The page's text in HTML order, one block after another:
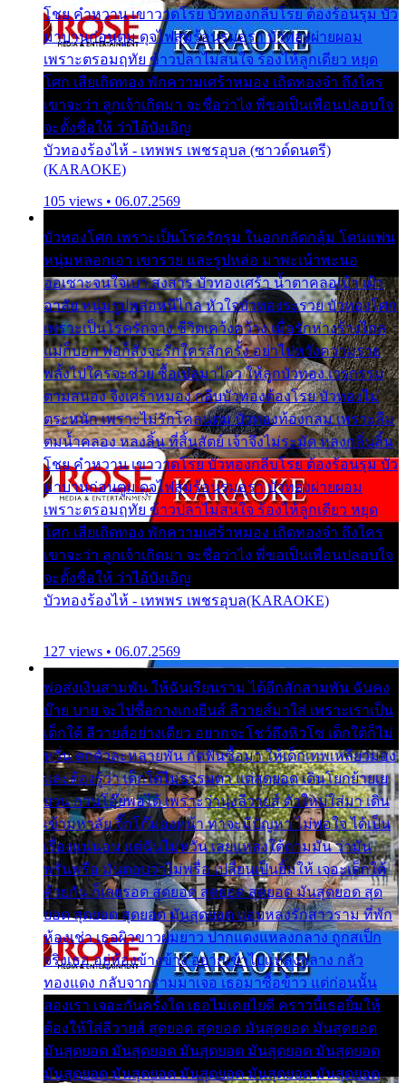
โชย คำหวาน เขาวาดโรย บัวทองกลีบโรย ต้องร้อนรุม บัว
มาบานก่อนตูม ดุจไฟสุมร้อนรุมอุรา บัวทองผ่ายผอม
เพราะตรอมฤทัย ข้าวปลาไม่สนใจ ร้องไห้ลูกเดียว หยุด
โศก เสียเถิดทอง พักความเศร้าหมอง เถิดทองจ๋า ถึงใคร
เขาจะว่า ลูกเจ้าเกิดมา จะชื่อว่าไง พี่ขอเป็นเพื่อนปลอบใจ
จะตั้งชื่อให้ ว่าไอ้บังเอิญ
บัวทองร้องไห้ - เทพพร เพชรอุบล (ซาวด์ดนตรี)
(KARAOKE)
105 views • 06.07.2569
บัวทองโศก เพราะเป็นโรครักรุม ในอกกลัดกลุ้ม โดนแฟน
หนุ่มหลอกเอา เขารวย และรูปหล่อ มาพะเน้าพะนอ
ออเซาะจนใจเบา สงสาร บัวทองเศร้า น้ำตาคลอเบ้า เฝ้า
อาลัย หนุ่มรูปหล่อหนีไกล หัวใจบัวทองระรวย บัวทองโศก
เพราะเป็นโรครักจาง ชีวิตเคว้งคว้าง เมื่อรักห่างร้างไกล
แม่ก็บอก พ่อก็สั่งจะรักใครสักครั้ง อย่าไปหวังความรวย
พลั้งไปใครจะช่วย ซื้อเปลมาไกว ให้ลูกบัวทอง เวรกรรม
ตามสนอง จึงเศร้าหมอง กลีบบัวทองต้องโรย บัวทองไม่
ตระหนัก เพราะไม่รักโคลนตม บัวทองท้องกลม เพราะลืม
ตมน้ำคลอง หลงลิ้น ที่สิ้นสัตย์ เจ้าจึงไม่ระมัด หลงกลิ่นลิ้น
โชย คำหวาน เขาวาดโรย บัวทองกลีบโรย ต้องร้อนรุม บัว
มาบานก่อนตูม ดุจไฟสุมร้อนรุมอุรา บัวทองผ่ายผอม
เพราะตรอมฤทัย ข้าวปลาไม่สนใจ ร้องไห้ลูกเดียว หยุด
โศก เสียเถิดทอง พักความเศร้าหมอง เถิดทองจ๋า ถึงใคร
เขาจะว่า ลูกเจ้าเกิดมา จะชื่อว่าไง พี่ขอเป็นเพื่อนปลอบใจ
จะตั้งชื่อให้ ว่าไอ้บังเอิญ
บัวทองร้องไห้ - เทพพร เพชรอุบล(KARAOKE)
127 views • 06.07.2569
พ่อส่งเงินสามพัน ให้ฉันเรียนราม ได้อีกสักสามพัน ฉันคง
บ๊าย บาย จะไปซื้อกางเกงยีนส์ ลีวายส์มาใส่ เพราะเราเป็น
เด็กใต้ ลีวายส์อย่างเดียว อยากจะโชว์ถึงหิวโซ เด็กใต้ก็ไม่
หวั่น ตกตัวละหลายพัน กัดฟันซื้อมา ให้เด็กเทพเหลียวมอง
และต้องรู้ว่า เด็กใต้ไม่ธรรมดา แต่สุดยอด เดินโยกย้ายเย
ยวน กวนโอ๊ยพอได้ เพราะว่านุ่งลีวายส์ ตัวใหม่ใส่มา เดิน
เข้ามหาลัย จิ๊กโก๊มองหน้า ท่าจะมีปัญหา ไม่พอใจ ได้เป็น
เรื่องแน่นอน แต่ฉันไม่หวั่น เลยแหลงใต้ถามมัน ว่ามัน
พรั่นพรือ มันตอบว่าไม่พรื่อ เปลี่ยนเป็นยิ้มให้ เจอะเด็กใต้
ด้วยกัน ก็เลยรอด สุดยอด สุดยอด สุดยอด มันสุดยอด สุด
ยอด สุดยอด สุดยอด มันสุดยอด แอบหลงรักสาวราม ที่พัก
ห้องเช่า เธอผิวขาวผมยาว ปากแดงแหลงกลาง ถูกสเป็ก
จริงเธอ อยู่ห้องข้างข้าง อยากเข้าไปแหลงกลาง กลัว
ทองแดง กลับจากรามมาเจอ เธอมาซื้อข้าว แต่ก่อนนั้น
สองเรา เจอะกันครั้งใด เธอไม่เคยไยดี คราวนี้เธอยิ้มให้
ต้องให้ใส่ลีวายส์ สุดยอด สุดยอด มันสุดยอด มันสุดยอด
มันสุดยอด มันสุดยอด มันสุดยอด มันสุดยอด มันสุดยอด
มันสุดยอด มันสุดยอด มันสุดยอด มันสุดยอด มันสุดยอด